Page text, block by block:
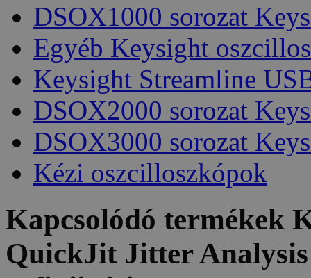
DSOX1000 sorozat
Egyéb Keysight
Keysight Streamline
DSOX2000 sorozat
DSOX3000 sorozat
Kézi oszcilloszkópok
Kapcsolódó termékek
QuickJit Jitter